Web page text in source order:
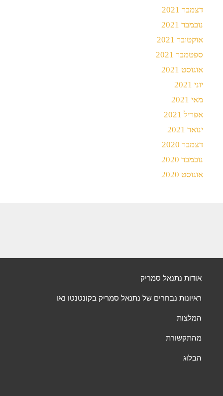
דצמבר 2021
נובמבר 2021
אוקטובר 2021
ספטמבר 2021
אוגוסט 2021
יוני 2021
מאי 2021
אפריל 2021
ינואר 2021
דצמבר 2020
נובמבר 2020
אוגוסט 2020
אודות נתנאל סמריק
ראיונות נבחרים של נתנאל סמריק בקונטנטו נאו
המלצות
מהתקשורת
הבלוג